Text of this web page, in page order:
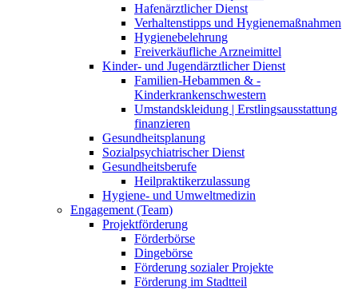
Hafenärztlicher Dienst
Verhaltenstipps und Hygienemaßnahmen
Hygienebelehrung
Freiverkäufliche Arzneimittel
Kinder- und Jugendärztlicher Dienst
Familien-Hebammen & -
Kinderkrankenschwestern
Umstandskleidung | Erstlingsausstattung
finanzieren
Gesundheitsplanung
Sozialpsychiatrischer Dienst
Gesundheitsberufe
Heilpraktikerzulassung
Hygiene- und Umweltmedizin
Engagement (Team)
Projektförderung
Förderbörse
Dingebörse
Förderung sozialer Projekte
Förderung im Stadtteil